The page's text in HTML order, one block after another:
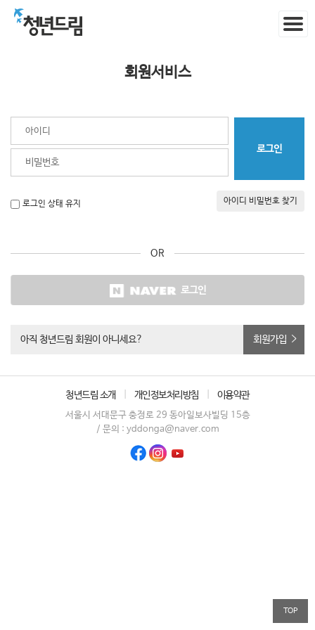
회원서비스
로그인 상태 유지 아이디 비밀번호 찾기
OR
로그인
아직 청년드림 회원이 아니세요? 회원가입
청년드림 소개 개인정보처리방침 이용약관
서울시 서대문구 충정로 29 동아일보사빌딩 15층
/ 문의 : yddonga@naver.com
TOP